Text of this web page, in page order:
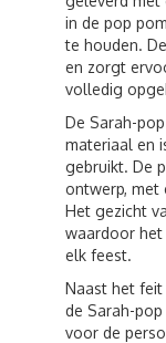
in de pop
te houden.
en zorgt
volledig
De Sarah-
materiaal en
gebruikt. De
ontwerp, met
Het gezicht
waardoor
elk feest.
Naast het feit
de Sarah-
voor de